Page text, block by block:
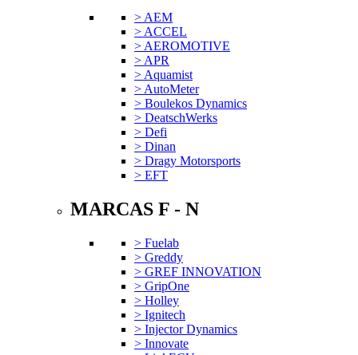
> AEM
> ACCEL
> AEROMOTIVE
> APR
> Aquamist
> AutoMeter
> Boulekos Dynamics
> DeatschWerks
> Defi
> Dinan
> Dragy Motorsports
> EFT
MARCAS F - N
> Fuelab
> Greddy
> GREF INNOVATION
> GripOne
> Holley
> Ignitech
> Injector Dynamics
> Innovate